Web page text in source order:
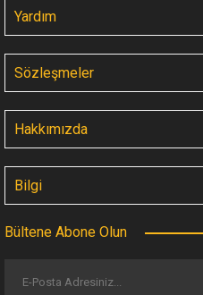
Yardım
Sözleşmeler
Hakkımızda
Bilgi
Bültene Abone Olun